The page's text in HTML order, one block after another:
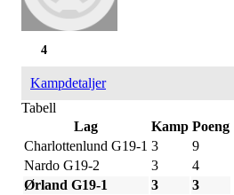
4
Kampdetaljer
Tabell
Lag
Kamp Poeng
Charlottenlund G19-1 3
9
Nardo G19-2
3
4
Ørland G19-1
3
3